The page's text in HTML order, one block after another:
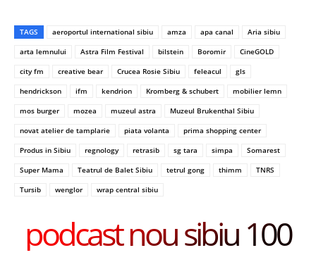
TAGS aeroportul international sibiu amza apa canal
Aria sibiu
arta lemnului
Astra Film Festival bilstein Boromir
CineGOLD
city fm
creative bear Crucea Rosie Sibiu feleacul
gls
hendrickson
ifm kendrion Kromberg & schubert
mobilier lemn
mos burger
mozea muzeul astra
Muzeul Brukenthal Sibiu
novat atelier de tamplarie
piata volanta
prima shopping center
Produs in Sibiu
regnology retrasib sg tara simpa
Somarest
Super Mama
Teatrul de Balet Sibiu tetrul gong thimm
TNRS
Tursib
wenglor wrap central sibiu
podcast nou sibiu 100